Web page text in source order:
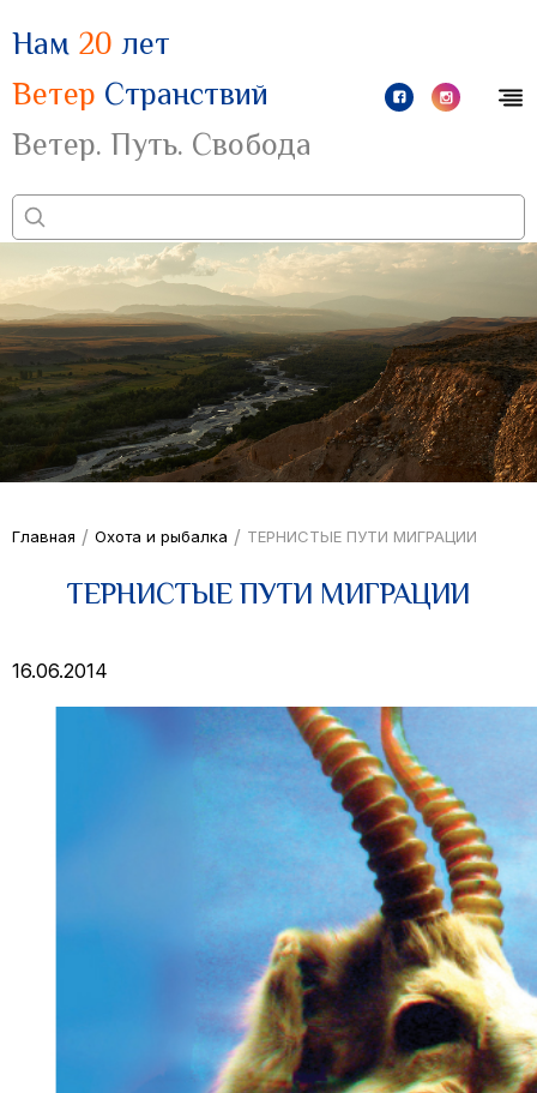
Нам 20 лет
Ветер Странствий
Ветер. Путь. Свобода
Главная / Охота и рыбалка / ТЕРНИСТЫЕ ПУТИ МИГРАЦИИ
ТЕРНИСТЫЕ ПУТИ МИГРАЦИИ
16.06.2014